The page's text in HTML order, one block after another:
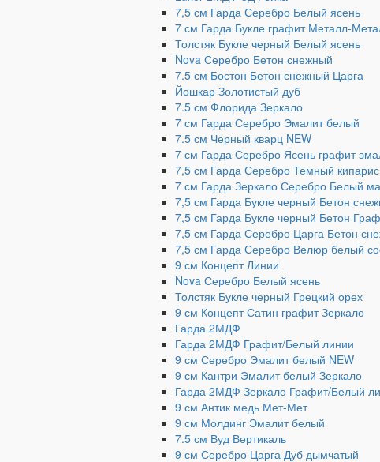
7,5 см Гарда Серебро Белый ясень
7 см Гарда Букле графит Металл-
Толстяк Букле черный Белый ясень
Nova Серебро Бетон снежный
7.5 см Бостон Бетон снежный Царга
Йошкар Золотистый дуб
7.5 см Флорида Зеркало
7 см Гарда Серебро Эмалит белый
7.5 см Черный кварц NEW
7 см Гарда Серебро Ясень графит
7,5 см Гарда Серебро Темный кипарис
7 см Гарда Зеркало Серебро Белый
7,5 см Гарда Букле черный Бетон
7,5 см Гарда Букле черный Бетон
7,5 см Гарда Серебро Царга Бетон
7,5 см Гарда Серебро Велюр белый
9 см Концепт Линии
Nova Серебро Белый ясень
Толстяк Букле черный Грецкий орех
9 см Концепт Сатин графит Зеркало
Гарда 2МДФ
Гарда 2МДФ Графит/Белый линии
9 см Серебро Эмалит белый NEW
9 см Кантри Эмалит белый Зеркало
Гарда 2МДФ Зеркало Графит/Белый
9 см Антик медь Мет-Мет
9 см Молдинг Эмалит белый
7.5 см Вуд Вертикаль
9 см Серебро Царга Дуб дымчатый